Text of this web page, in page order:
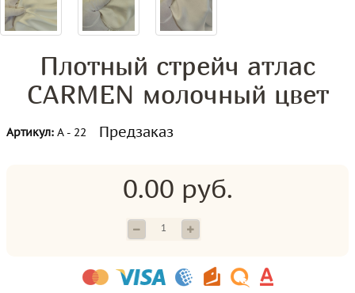
Плотный стрейч атлас
CARMEN молочный цвет
Артикул: А - 22 Предзаказ
0.00 руб.